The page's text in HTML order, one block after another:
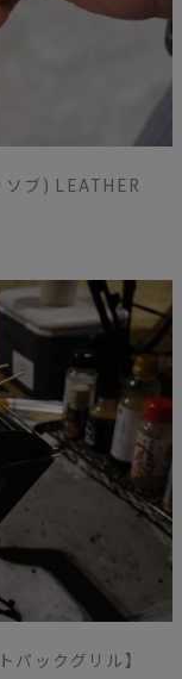
ブ) LEATHER
ックグリル】